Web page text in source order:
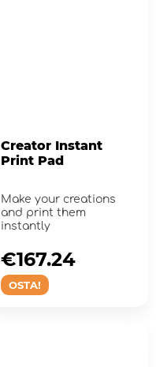
Creator Instant
Print Pad
Make your creations
and print them
instantly
OSTA!
€167.24